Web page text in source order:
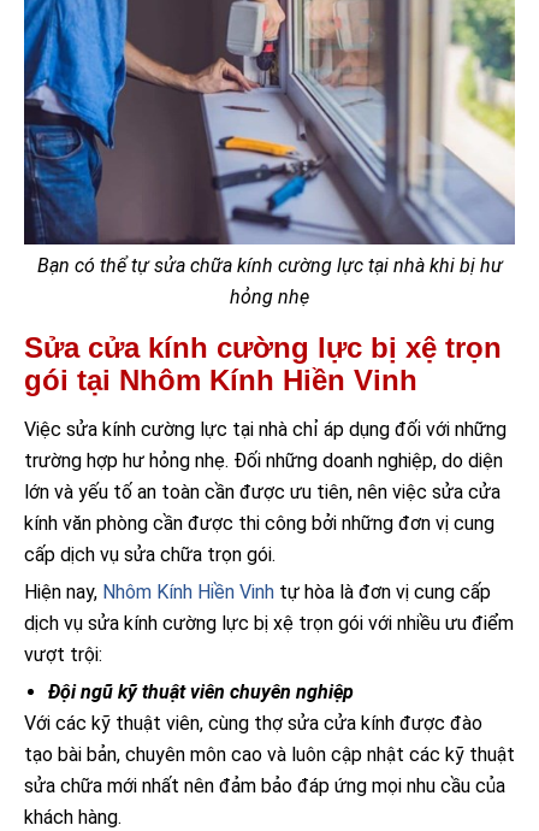
Bạn có thể tự sửa chữa kính cường lực tại nhà khi bị hư
hỏng nhẹ
Sửa cửa kính cường lực bị xệ trọn
gói tại Nhôm Kính Hiền Vinh
Việc sửa kính cường lực tại nhà chỉ áp dụng đối với những
trường hợp hư hỏng nhẹ. Đối những doanh nghiệp, do diện
lớn và yếu tố an toàn cần được ưu tiên, nên việc sửa cửa
kính văn phòng cần được thi công bởi những đơn vị cung
cấp dịch vụ sửa chữa trọn gói.
Hiện nay, Nhôm Kính Hiền Vinh tự hòa là đơn vị cung cấp
dịch vụ sửa kính cường lực bị xệ trọn gói với nhiều ưu điểm
vượt trội:
Đội ngũ kỹ thuật viên chuyên nghiệp
Với các kỹ thuật viên, cùng thợ sửa cửa kính được đào
tạo bài bản, chuyên môn cao và luôn cập nhật các kỹ thuật
sửa chữa mới nhất nên đảm bảo đáp ứng mọi nhu cầu của
khách hàng.